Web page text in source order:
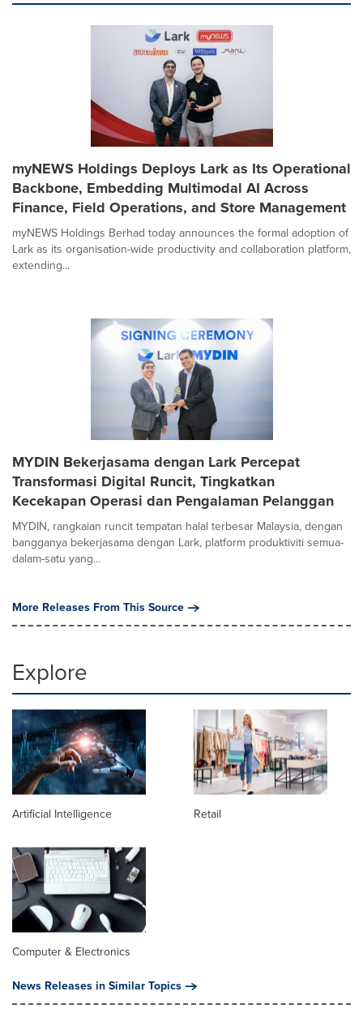
myNEWS Holdings Deploys Lark as Its Operational
Backbone, Embedding Multimodal AI Across
Finance, Field Operations, and Store Management
myNEWS Holdings Berhad today announces the formal adoption of
Lark as its organisation-wide productivity and collaboration platform,
extending...
MYDIN Bekerjasama dengan Lark Percepat
Transformasi Digital Runcit, Tingkatkan
Kecekapan Operasi dan Pengalaman Pelanggan
MYDIN, rangkaian runcit tempatan halal terbesar Malaysia, dengan
bangganya bekerjasama dengan Lark, platform produktiviti semua-
dalam-satu yang...
More Releases From This Source
Explore
Artificial Intelligence Retail
Computer & Electronics
News Releases in Similar Topics